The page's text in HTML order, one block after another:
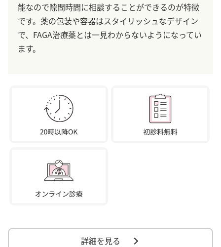
能なので隙間時間に相談することができるのが特徴
です。薬の包装や容器はスタイリッシュなデザイン
で、FAGA治療薬とは一見わからないようになってい
ます。
詳細を見る